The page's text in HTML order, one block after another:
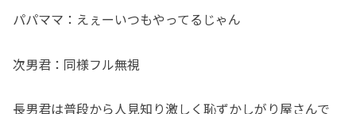
パパママ：えぇーいつもやってるじゃん
次男君：同様フル無視
長男君は普段から人見知り激しく恥ずかしがり屋さんで